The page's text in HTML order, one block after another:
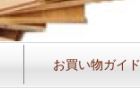
お買い物ガイド